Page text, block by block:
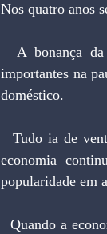
Nos quatro anos
importantes na
doméstico.
economia
popularidade em